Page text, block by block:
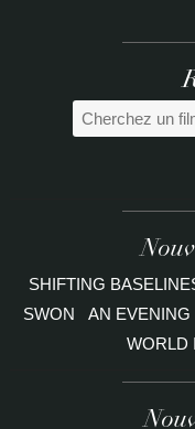
SHIFTING
SWON
AN
WORLD